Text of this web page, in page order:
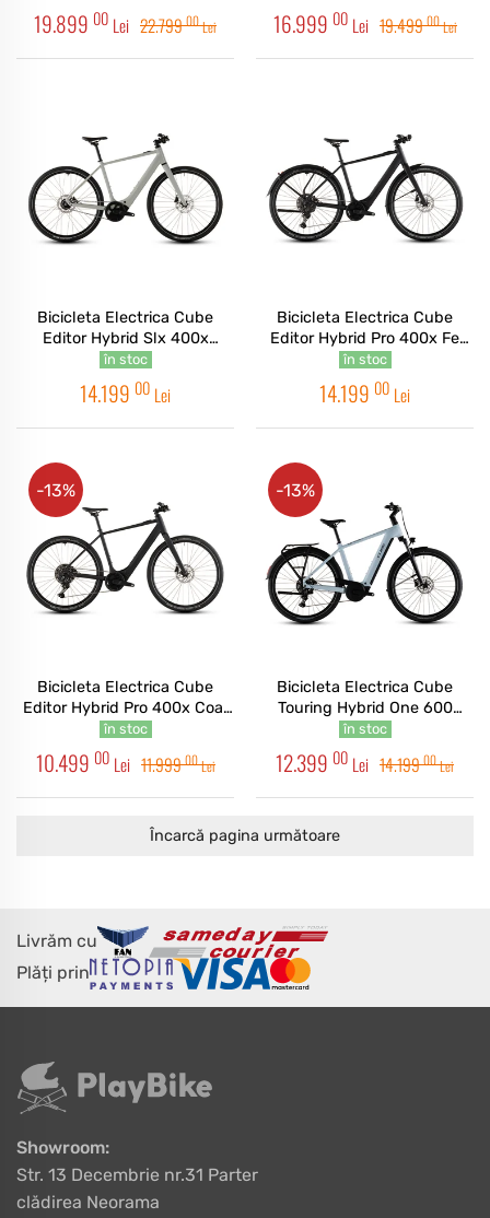
19.899 00 Lei 22.79900Lei 16.999 00 Lei 19.49900Lei
Bicicleta Electrica Cube
Editor Hybrid Slx 400x
Reedbeige Chrome 2026
în stoc
14.199 00 Lei
Bicicleta Electrica Cube
Editor Hybrid Pro 400x Fe
Coal Prism 2026
în stoc
14.199 00 Lei
Bicicleta Electrica Cube
Editor Hybrid Pro 400x Coal
Prism 2026
în stoc
10.499 00 Lei 11.99900Lei
-13%
Bicicleta Electrica Cube
Touring Hybrid One 600
Glacier Reflex 2026
în stoc
12.399 00 Lei 14.19900Lei
-13%
Încarcă pagina următoare
Livrăm cu
Plăți prin
Showroom:
Str. 13 Decembrie nr.31 Parter
clădirea Neorama